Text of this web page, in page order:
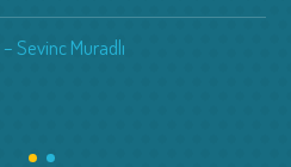
Sevinc Muradlı